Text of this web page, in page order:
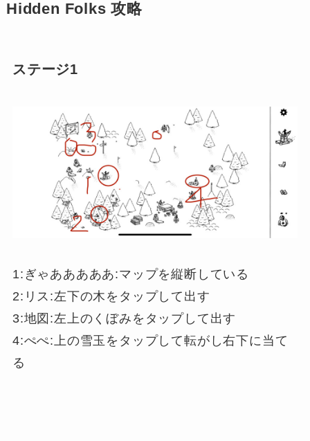
Hidden Folks 攻略
ステージ1
1:ぎゃあああああ:マップを縦断している
2:リス:左下の木をタップして出す
3:地図:左上のくぼみをタップして出す
4:ぺぺ:上の雪玉をタップして転がし右下に当て
る